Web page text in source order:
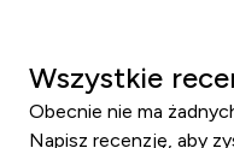
Wszystkie
Obecnie nie ma
Napisz recenzję, aby